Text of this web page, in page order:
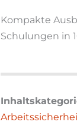
Kompakte
Schulungen in